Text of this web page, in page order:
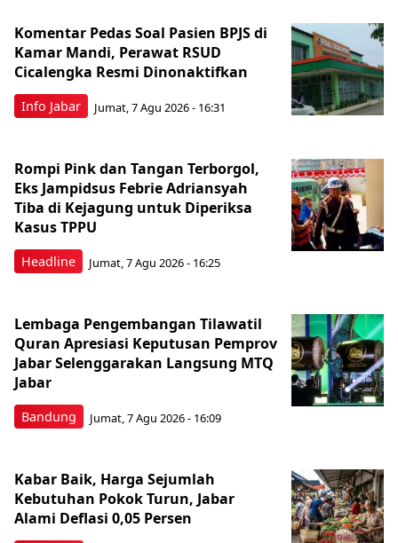
Info Jabar
Komentar Pedas Soal Pasien BPJS di
Kamar Mandi, Perawat RSUD
Cicalengka Resmi Dinonaktifkan
Jumat, 7 Agu 2026 - 16:31
Headline
Rompi Pink dan Tangan Terborgol,
Eks Jampidsus Febrie Adriansyah
Tiba di Kejagung untuk Diperiksa
Kasus TPPU
Jumat, 7 Agu 2026 - 16:25
Bandung
Lembaga Pengembangan Tilawatil
Quran Apresiasi Keputusan Pemprov
Jabar Selenggarakan Langsung MTQ
Jabar
Jumat, 7 Agu 2026 - 16:09
Kabar Baik, Harga Sejumlah
Kebutuhan Pokok Turun, Jabar
Alami Deflasi 0,05 Persen